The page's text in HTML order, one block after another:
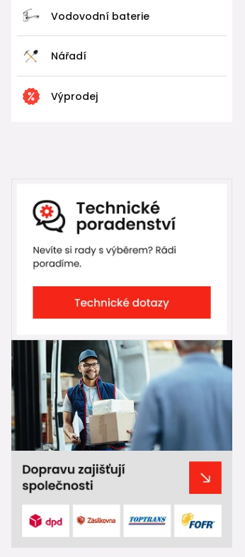
Vodovodní baterie
Nářadí
Výprodej